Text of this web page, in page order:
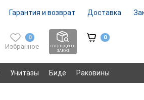
Гарантия и возврат Доставка
0
Избранное
ОТСЛЕДИТЬ
ЗАКАЗ
0
Унитазы Биде Раковины